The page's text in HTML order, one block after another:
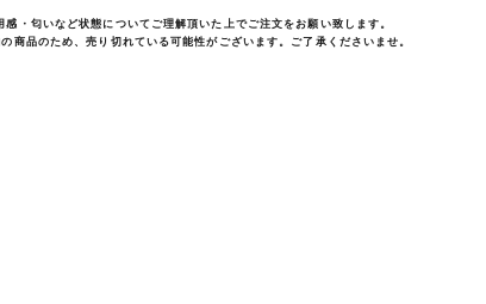
・匂いなど状態についてご理解頂いた上でご注文をお願い致します。
商品のため、売り切れている可能性がございます。ご了承くださいませ。